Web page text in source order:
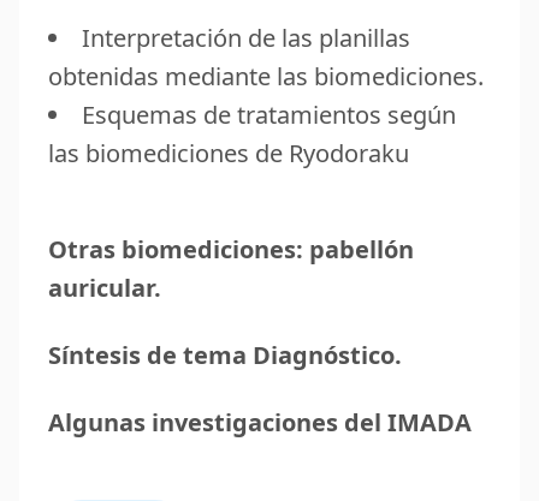
Interpretación de las planillas
obtenidas mediante las biomediciones.
Esquemas de tratamientos según
las biomediciones de Ryodoraku
Otras biomediciones: pabellón
auricular.
Síntesis de tema Diagnóstico.
Algunas investigaciones del IMADA